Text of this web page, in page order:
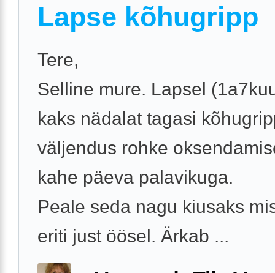
Lapse kõhugripp
Tere,
Selline mure. Lapsel
kaks nädalat tagasi
väljendus rohke
kahe päeva palavikuga.
Peale seda nagu kiusaks
eriti just öösel. Ärkab ...